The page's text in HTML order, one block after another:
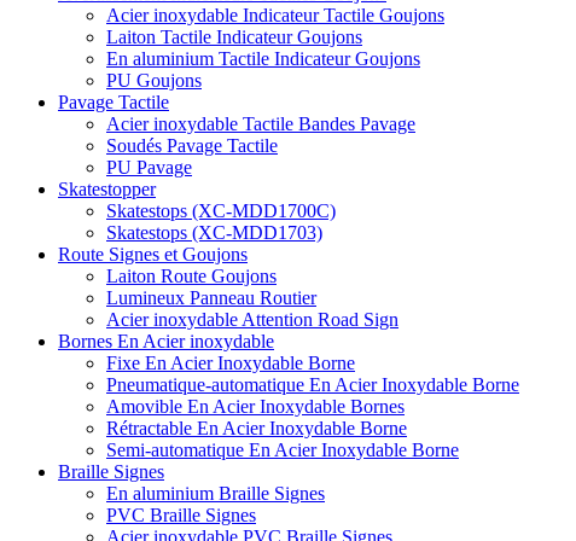
Acier inoxydable Indicateur Tactile Goujons
Laiton Tactile Indicateur Goujons
En aluminium Tactile Indicateur Goujons
PU Goujons
Pavage Tactile
Acier inoxydable Tactile Bandes Pavage
Soudés Pavage Tactile
PU Pavage
Skatestopper
Skatestops (XC-MDD1700C)
Skatestops (XC-MDD1703)
Route Signes et Goujons
Laiton Route Goujons
Lumineux Panneau Routier
Acier inoxydable Attention Road Sign
Bornes En Acier inoxydable
Fixe En Acier Inoxydable Borne
Pneumatique-automatique En Acier Inoxydable Borne
Amovible En Acier Inoxydable Bornes
Rétractable En Acier Inoxydable Borne
Semi-automatique En Acier Inoxydable Borne
Braille Signes
En aluminium Braille Signes
PVC Braille Signes